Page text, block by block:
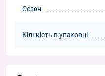
Сезон
Кількість в упаковці